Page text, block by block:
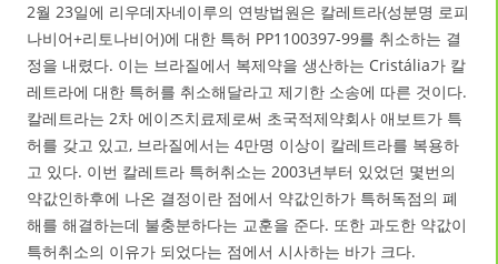
2월 23일에 리우데자네이루의 연방법원은 칼레트라(성분명 로피
나비어+리토나비어)에 대한 특허 PP1100397-99를 취소하는 결
정을 내렸다. 이는 브라질에서 복제약을 생산하는 Cristália가 칼
레트라에 대한 특허를 취소해달라고 제기한 소송에 따른 것이다.
칼레트라는 2차 에이즈치료제로써 초국적제약회사 애보트가 특
허를 갖고 있고, 브라질에서는 4만명 이상이 칼레트라를 복용하
고 있다. 이번 칼레트라 특허취소는 2003년부터 있었던 몇번의
약값인하후에 나온 결정이란 점에서 약값인하가 특허독점의 폐
해를 해결하는데 불충분하다는 교훈을 준다. 또한 과도한 약값이
특허취소의 이유가 되었다는 점에서 시사하는 바가 크다.